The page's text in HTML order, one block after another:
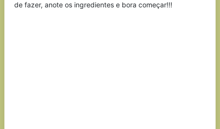
de fazer, anote os ingredientes e bora começar!!!